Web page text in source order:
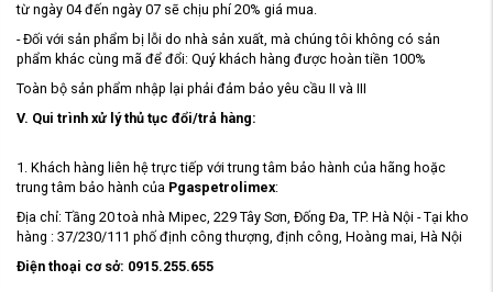
từ ngày 04 đến ngày 07 sẽ chịu phí 20% giá mua.
- Đối với sản phẩm bị lỗi do nhà sản xuất, mà chúng tôi không có sản
phẩm khác cùng mã để đổi: Quý khách hàng được hoàn tiền 100%
Toàn bộ sản phẩm nhập lại phải đảm bảo yêu cầu II và III
V. Qui trình xử lý thủ tục đổi/trả hàng:
1. Khách hàng liên hệ trực tiếp với trung tâm bảo hành của hãng hoặc
trung tâm bảo hành của Pgaspetrolimex:
Địa chỉ: Tầng 20 toà nhà Mipec, 229 Tây Sơn, Đống Đa, TP. Hà Nội - Tại kho
hàng : 37/230/111 phố định công thượng, định công, Hoàng mai, Hà Nội
Điện thoại cơ sở: 0915.255.655